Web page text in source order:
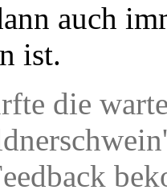
auch
ist.
die